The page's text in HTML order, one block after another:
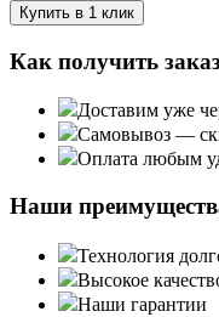
Купить в 1 клик
Как получить
Доставим уже
Самовывоз —
Оплата любым
Наши
Технология
Высокое
Наши гарантии